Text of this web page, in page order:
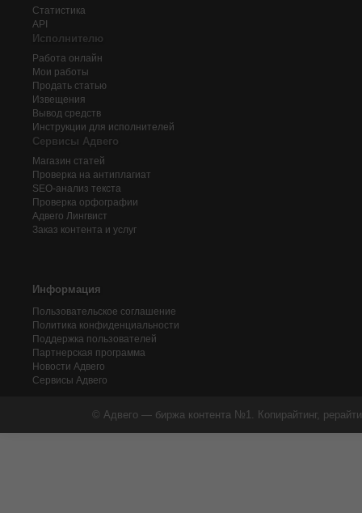
Статистика
API
Исполнителю
Работа онлайн
Мои работы
Продать статью
Извещения
Вывод средств
Инструкции для исполнителей
Сервисы Адвего
Магазин статей
Проверка на антиплагиат
SEO-анализ текста
Проверка орфографии
Адвего Лингвист
Заказ контента и услуг
Информация
Пользовательское соглашение
Политика конфиденциальности
Поддержка пользователей
Партнерская программа
Новости Адвего
Сервисы Адвего
© Адвего — биржа контента №1. Копирайтинг,